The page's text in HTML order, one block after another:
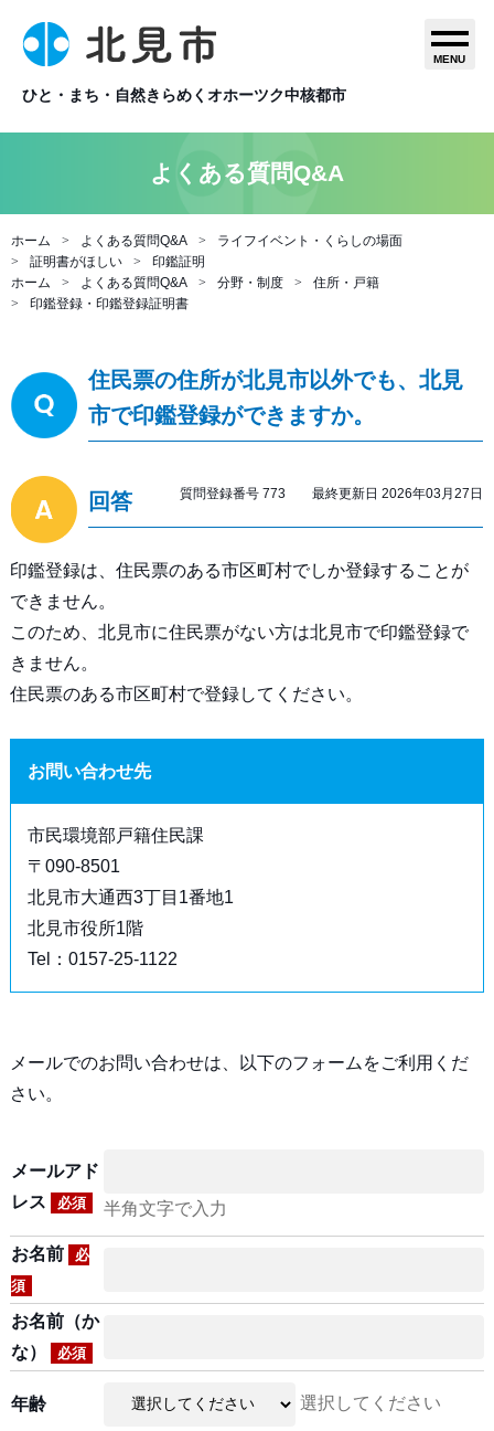
ひと・まち・自然きらめくオホーツク中核都市
MENU
よくある質問Q&A
ホーム よくある質問Q&A
ライフイベント・くらしの場面
証明書がほしい
印鑑証明
ホーム
よくある質問Q&A 分野・制度
住所・戸籍
印鑑登録・印鑑登録証明書
住民票の住所が北見市以外でも、北見
市で印鑑登録ができますか。
回答 質問登録番号 773 最終更新日 2026年03月27日
印鑑登録は、住民票のある市区町村でしか登録することが
できません。
このため、北見市に住民票がない方は北見市で印鑑登録で
きません。
住民票のある市区町村で登録してください。
お問い合わせ先
市民環境部戸籍住民課
〒090-8501
北見市大通西3丁目1番地1
北見市役所1階
Tel：0157-25-1122
メールでのお問い合わせは、以下のフォームをご利用くだ
さい。
メールアド
レス
必須 半角文字で入力
お名前
必
須
お名前（か
な）
必須
年齢 選択してください